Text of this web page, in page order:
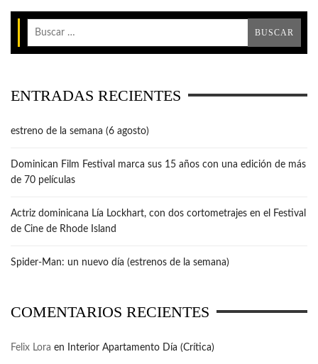
ENTRADAS RECIENTES
estreno de la semana (6 agosto)
Dominican Film Festival marca sus 15 años con una edición de más
de 70 películas
Actriz dominicana Lía Lockhart, con dos cortometrajes en el Festival
de Cine de Rhode Island
Spider-Man: un nuevo día (estrenos de la semana)
COMENTARIOS RECIENTES
Felix Lora en Interior Apartamento Día (Crítica)